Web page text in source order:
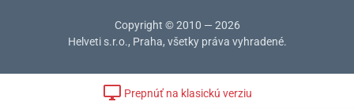
Copyright © 2010 — 2026
Helveti s.r.o., Praha, všetky práva vyhradené.
Prepnúť na klasickú verziu